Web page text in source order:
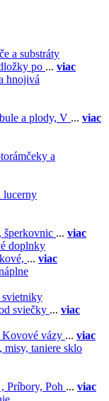
a substráty
po ... viac
hnojivá
a plody, V ... viac
a
lucerny
šperkovnic ... viac
doplnky
... viac
svietniky
sviečky ... viac
Kovové vázy ... viac
misy, taniere sklo
Príbory, Poh ... viac